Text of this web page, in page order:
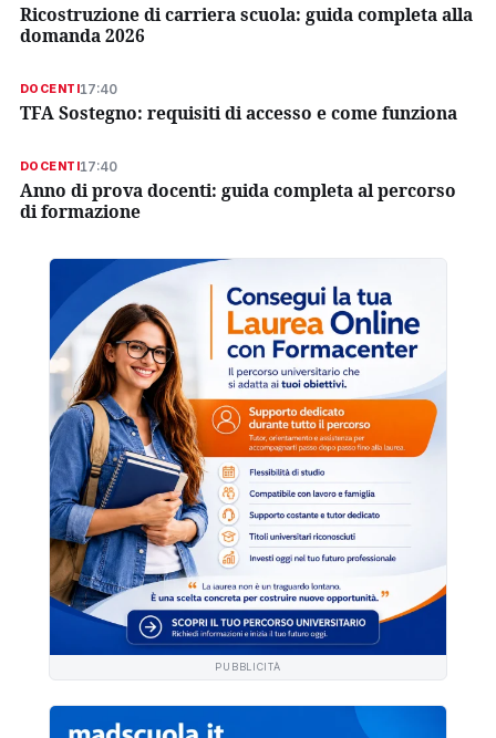
Ricostruzione di carriera scuola: guida completa alla
domanda 2026
DOCENTI17:40
TFA Sostegno: requisiti di accesso e come funziona
DOCENTI17:40
Anno di prova docenti: guida completa al percorso
di formazione
PUBBLICITÀ